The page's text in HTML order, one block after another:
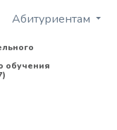
Абитуриентам
обучения